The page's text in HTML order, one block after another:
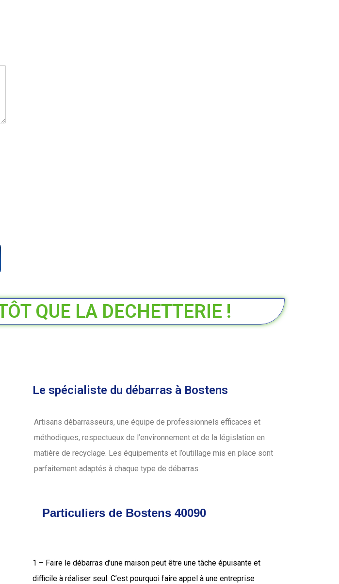
QUE LA DECHETTERIE !
Le spécialiste du débarras à Bostens
Artisans débarrasseurs, une équipe de professionnels efficaces et
méthodiques, respectueux de l’environnement et de la législation en
matière de recyclage. Les équipements et l’outillage mis en place sont
parfaitement adaptés à chaque type de débarras.
Particuliers de Bostens 40090
1 – Faire le débarras d’une maison peut être une tâche épuisante et
difficile à réaliser seul. C’est pourquoi faire appel à une entreprise